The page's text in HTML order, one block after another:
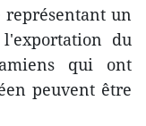
représentant un
du
qui ont
peuvent être